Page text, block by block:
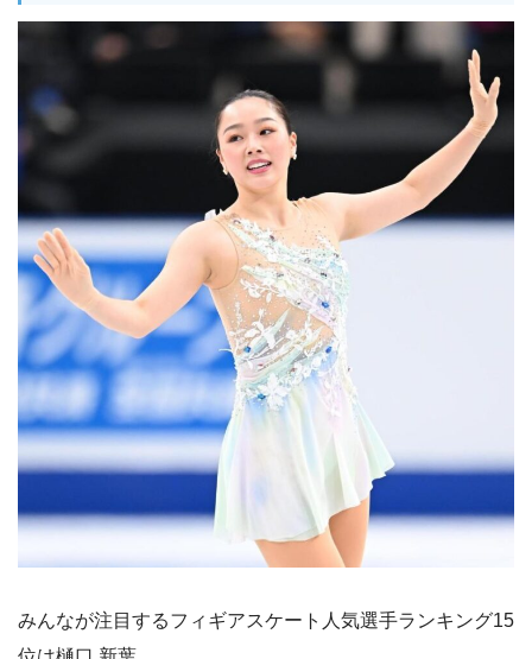
みんなが注目するフィギアスケート人気選手ランキング15